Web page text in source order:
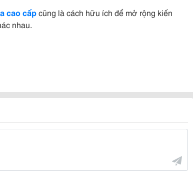
cao cấpcũng là cách hữu ích để mở rộng kiến
nhau.